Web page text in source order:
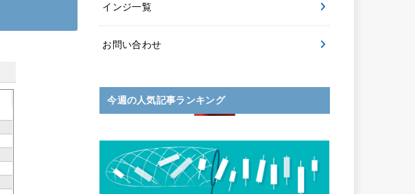
インジ一覧
お問い合わせ
今週の人気記事ランキング